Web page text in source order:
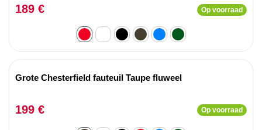
189 € Op voorraad
Grote Chesterfield fauteuil Taupe fluweel
199 € Op voorraad